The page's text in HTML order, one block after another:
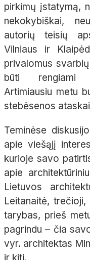
pirkimų įstatymą,
nekokybiškai,
autorių teisių
Vilniaus ir
privalomus
būti rengiami
Artimiausiu metu
stebėsenos
Teminėse
apie viešąjį
kurioje savo
apie
Lietuvos
Leitanaitė,
tarybas, prieš
pagrindu – čia
vyr. architektas
ir kiti.